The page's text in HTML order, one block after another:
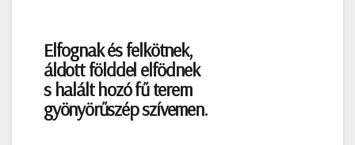
Elfognak és felkötnek,
áldott földdel elfödnek
s halált hozó fű terem
gyönyörűszép szívemen.